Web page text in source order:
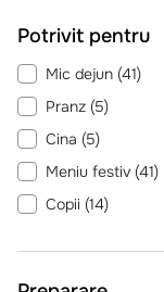
Potrivit pentru
Mic dejun (41)
Pranz (5)
Cina (5)
Meniu festiv (41)
Copii (14)